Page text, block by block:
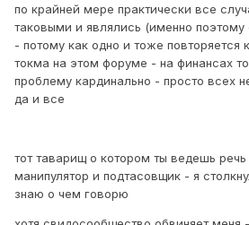
по крайней мере практически все
таковыми и являлись (именно поэтому
- потому как одно и тоже повторяется
токма на этом форуме - на финансах
проблему кардинально - просто всех
да и все
тот таварищ о котором ты ведешь
манипулятор и подтасовщик - я
знаю о чем говорю